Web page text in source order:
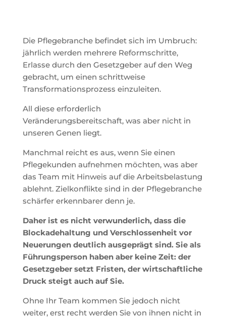
Die Pflegebranche befindet sich im Umbruch:
jährlich werden mehrere Reformschritte,
Erlasse durch den Gesetzgeber auf den Weg
gebracht, um einen schrittweise
Transformationsprozess einzuleiten.
All diese erforderlich
Veränderungsbereitschaft, was aber nicht in
unseren Genen liegt.
Manchmal reicht es aus, wenn Sie einen
Pflegekunden aufnehmen möchten, was aber
das Team mit Hinweis auf die Arbeitsbelastung
ablehnt. Zielkonflikte sind in der Pflegebranche
schärfer erkennbarer denn je.
Daher ist es nicht verwunderlich, dass die
Blockadehaltung und Verschlossenheit vor
Neuerungen deutlich ausgeprägt sind. Sie als
Führungsperson haben aber keine Zeit: der
Gesetzgeber setzt Fristen, der wirtschaftliche
Druck steigt auch auf Sie.
Ohne Ihr Team kommen Sie jedoch nicht
weiter, erst recht werden Sie von ihnen nicht in